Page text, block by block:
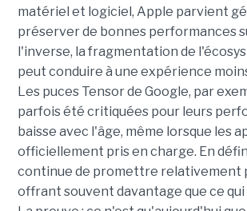
matériel et logiciel, Apple parvient
préserver de bonnes performances
l'inverse, la fragmentation de
peut conduire à une expérience
Les puces Tensor de Google, par
parfois été critiquées pour leurs
baisse avec l'âge, même lorsque les
officiellement pris en charge. En
continue de promettre relativement
offrant souvent davantage que ce